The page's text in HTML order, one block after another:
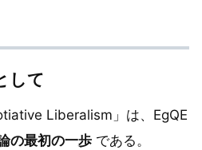
して
Liberalism」は、EgQE
の最初の一歩 である。